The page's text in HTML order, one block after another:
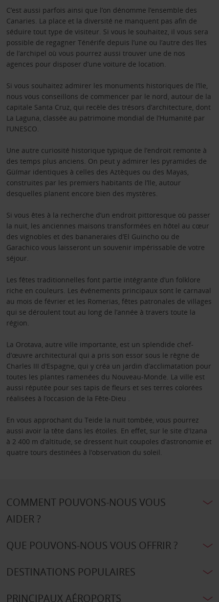
C’est aussi parfois ainsi que l’on dénomme l’ensemble des
Canaries. La place et la diversité ne manquent pas afin de
séduire tout type de visiteur. Si vous le souhaitez, il vous sera
possible de regagner Ténérife depuis l’une ou l’autre des îles
de l’archipel où vous pourrez aussi trouver une de nos
agences pour disposer d’une voiture de location.
Si vous souhaitez admirer les monuments historiques de l’île,
nous vous conseillons de commencer par le nord, autour de la
capitale Santa Cruz, qui recèle des trésors d’architecture, dont
La Laguna, classée au patrimoine mondial de l’Humanité par
l’UNESCO.
Une autre curiosité historique typique de l’endroit remonte à
des temps plus anciens. On peut y admirer les pyramides de
Güímar identiques à celles des Aztèques ou des Mayas,
construites par les premiers habitants de l’île, autour
desquelles planent encore bien des mystères.
Si vous êtes à la recherche d’un endroit pittoresque où passer
la nuit, les anciennes maisons transformées en hôtel au cœur
des vignobles et des bananeraies d’El Guincho ou de
Garachico vous laisseront un souvenir impérissable de votre
séjour.
Les fêtes traditionnelles font partie intégrante d’un folklore
riche en couleurs. Les événements principaux sont le carnaval
au mois de février et les Romerias, fêtes patronales de villages
qui se déroulent tout au long de l’année à travers toute la
région.
La Orotava, autre ville importante, est un splendide chef-
d’œuvre architectural qui a pris son essor sous le règne de
Charles III d’Espagne, qui y créa un jardin d’acclimatation pour
toutes les plantes ramenées du Nouveau-Monde. La ville est
aussi réputée pour ses tapis de fleurs et ses terres colorées
réalisées à l’occasion de la Fête-Dieu .
En vous approchant du Teide la nuit tombée, vous pourrez
aussi avoir la tête dans les étoiles. En effet, sur le site d'Izana
à 2 400 m d’altitude, se dressent huit coupoles d’astronomie et
quatre tours destinées à l’observation du soleil.
COMMENT POUVONS-NOUS VOUS
AIDER ?
QUE POUVONS-NOUS VOUS OFFRIR ?
DESTINATIONS POPULAIRES
PRINCIPAUX AÉROPORTS